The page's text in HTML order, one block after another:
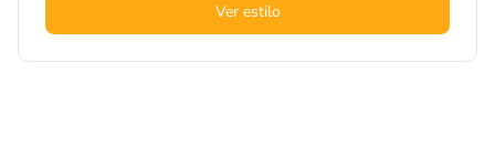
Ver estilo